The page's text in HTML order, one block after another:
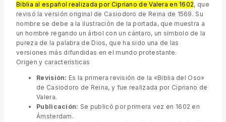
Biblia al español realizada por Cipriano de Valera en 1602, que
revisó la versión original de Casiodoro de Reina de 1569. Su
nombre se debe a la ilustración de la portada, que muestra a
un hombre regando un árbol con un cántaro, un símbolo de la
pureza de la palabra de Dios, que ha sido una de las
versiones más difundidas en el mundo protestante.
Origen y características
Revisión: Es la primera revisión de la «Biblia del Oso»
de Casiodoro de Reina, y fue realizada por Cipriano de
Valera.
Publicación: Se publicó por primera vez en 1602 en
Ámsterdam.